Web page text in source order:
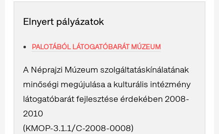
Elnyert pályázatok
PALOTÁBÓL LÁTOGATÓBARÁT MÚZEUM
A Néprajzi Múzeum szolgáltatáskínálatának
minőségi megújulása a kulturális intézmény
látogatóbarát fejlesztése érdekében 2008-
2010
(KMOP-3.1.1/C-2008-0008)